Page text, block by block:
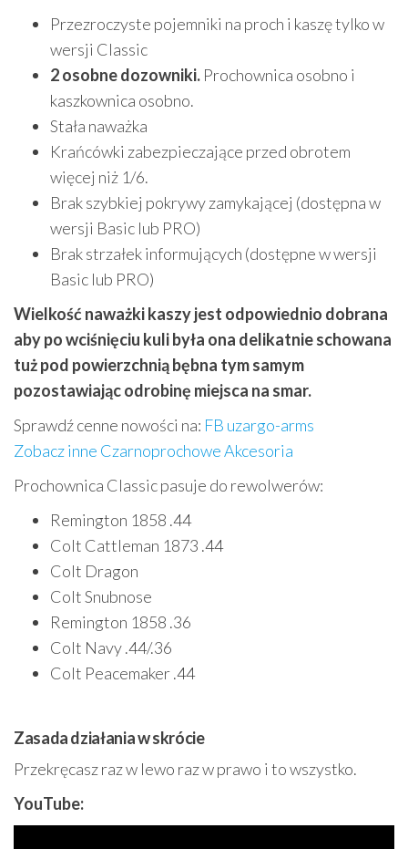
Przezroczyste pojemniki na proch i kaszę tylko w
wersji Classic
2 osobne dozowniki. Prochownica osobno i
kaszkownica osobno.
Stała naważka
Krańcówki zabezpieczające przed obrotem
więcej niż 1/6.
Brak szybkiej pokrywy zamykającej (dostępna w
wersji Basic lub PRO)
Brak strzałek informujących (dostępne w wersji
Basic lub PRO)
Wielkość naważki kaszy jest odpowiednio dobrana
aby po wciśnięciu kuli była ona delikatnie schowana
tuż pod powierzchnią bębna tym samym
pozostawiając odrobinę miejsca na smar.
Sprawdź cenne nowości na: FB uzargo-arms
Zobacz inne Czarnoprochowe Akcesoria
Prochownica Classic pasuje do rewolwerów:
Remington 1858 .44
Colt Cattleman 1873 .44
Colt Dragon
Colt Snubnose
Remington 1858 .36
Colt Navy .44/.36
Colt Peacemaker .44
Zasada działania w skrócie
Przekręcasz raz w lewo raz w prawo i to wszystko.
YouTube: